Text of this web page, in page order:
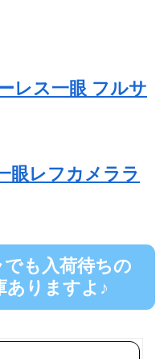
レス一眼 フルサ
眼レフカメララ
も入荷待ちの
ありますよ♪